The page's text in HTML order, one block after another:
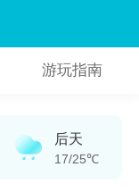
游玩指南
后天
17/25℃